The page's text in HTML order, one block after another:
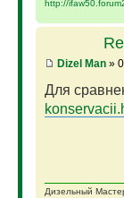
http://
Dizel Man»
Для
Дизельный